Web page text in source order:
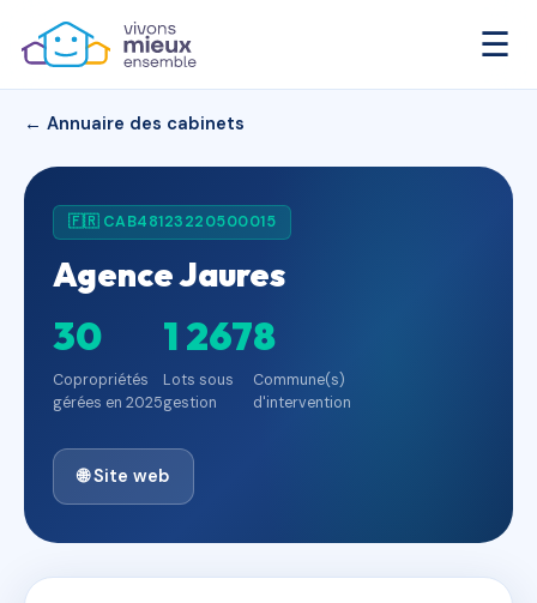
☰
← Annuaire des cabinets
🇫🇷 CAB48123220500015
Agence Jaures
30
Copropriétés
gérées en 2025
1 267
Lots sous
gestion
8
Commune(s)
d'intervention
🌐 Site web